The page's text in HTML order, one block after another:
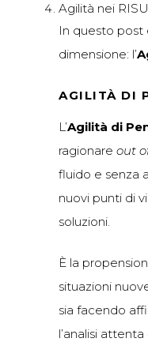
Agilità nei
In questo post
dimensione: l’
AGILITÀ DI
L’Agilità di
ragionare out
fluido e senza
nuovi punti di
soluzioni.
È la
situazioni
sia facendo
l’analisi